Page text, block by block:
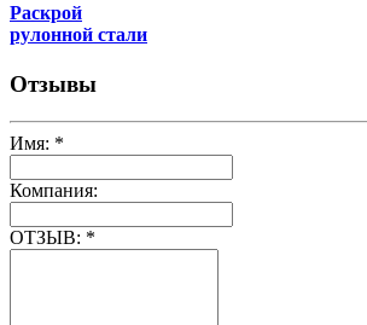
Раскрой
рулонной стали
Отзывы
Имя: *
Компания:
ОТЗЫВ: *